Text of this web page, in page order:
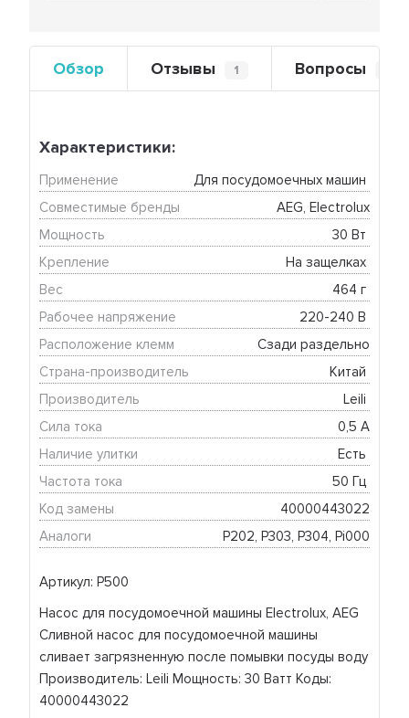
Обзор Отзывы 1 Вопросы
Артикул: P500
Насос для посудомоечной машины Electrolux, AEG
Сливной насос для посудомоечной машины
сливает загрязненную после помывки посуды воду
Производитель: Leili Мощность: 30 Ватт Коды:
40000443022
Характеристики:
Применение
Для посудомоечных машин
Совместимые бренды
AEG, Electrolux
Мощность
30 Вт
Крепление
На защелках
Вес
464 г
Рабочее напряжение
220-240 В
Расположение клемм
Сзади раздельно
Страна-производитель
Китай
Производитель
Leili
Сила тока
0,5 А
Наличие улитки
Есть
Частота тока
50 Гц
Код замены
40000443022
Аналоги
Р202, Р303, Р304, Pi000